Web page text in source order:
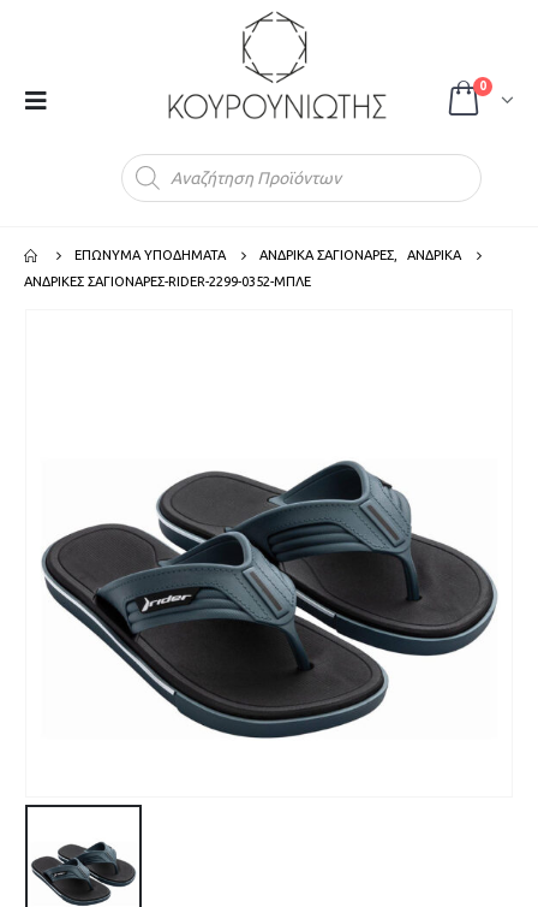
0
ΕΠΩΝΥΜΑ ΥΠΟΔΗΜΑΤΑ ΑΝΔΡΙΚΑ ΣΑΓΙΟΝΑΡΕΣ
ΑΝΔΡΙΚΑ
ΑΝΔΡΙΚΕΣ ΣΑΓΙΟΝΑΡΕΣ-RIDER-2299-0352-ΜΠΛΕ